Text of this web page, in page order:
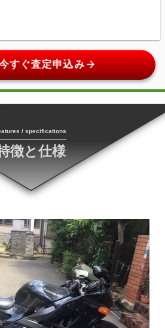
すぐ査定申込みarrow_forward
/ specifications
徴と仕様